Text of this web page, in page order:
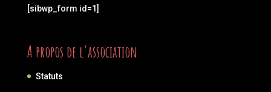
[sibwp_form id=1]
A propos de l'association
Statuts